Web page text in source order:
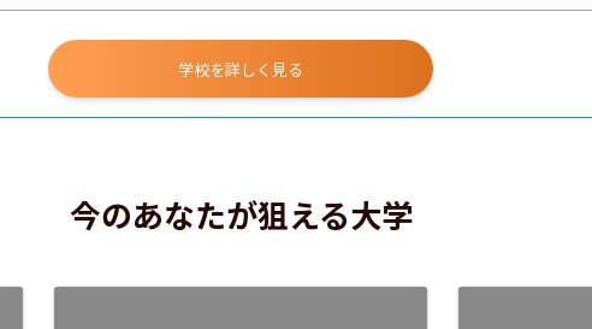
学校を詳しく見る
今のあなたが狙える大学